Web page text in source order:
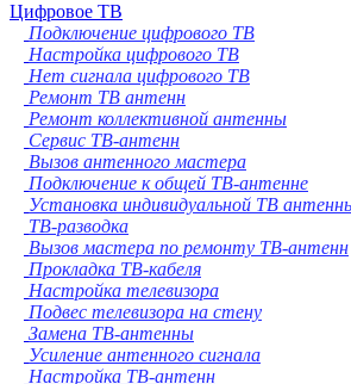
Цифровое ТВ
Подключение цифрового ТВ
Настройка цифрового ТВ
Нет сигнала цифрового ТВ
Ремонт ТВ антенн
Ремонт коллективной антенны
Сервис ТВ-антенн
Вызов антенного мастера
Подключение к общей ТВ-антенне
Установка индивидуальной ТВ
ТВ-разводка
Вызов мастера по ремонту ТВ-антенн
Прокладка ТВ-кабеля
Настройка телевизора
Подвес телевизора на стену
Замена ТВ-антенны
Усиление антенного сигнала
Настройка ТВ-антенн